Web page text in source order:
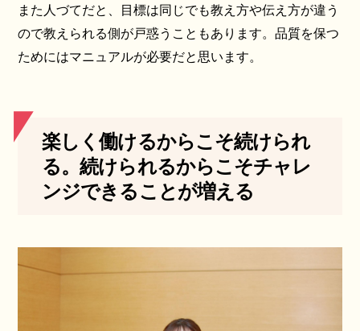
また人づてだと、目標は同じでも教え方や伝え方が違う
ので教えられる側が戸惑うこともあります。品質を保つ
ためにはマニュアルが必要だと思います。
楽しく働けるからこそ続けられ
る。続けられるからこそチャレ
ンジできることが増える